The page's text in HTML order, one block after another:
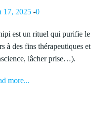
17, 2025 -0
est un rituel qui purifie le
à des fins thérapeutiques
lâcher prise…).
more...